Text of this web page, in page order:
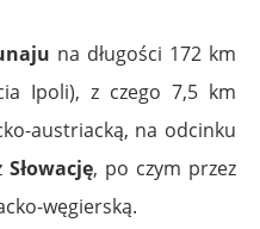
na długości 172 km
Ipoli), z czego 7,5 km
austriacką, na odcinku
Słowację, po czym przez
węgierską.